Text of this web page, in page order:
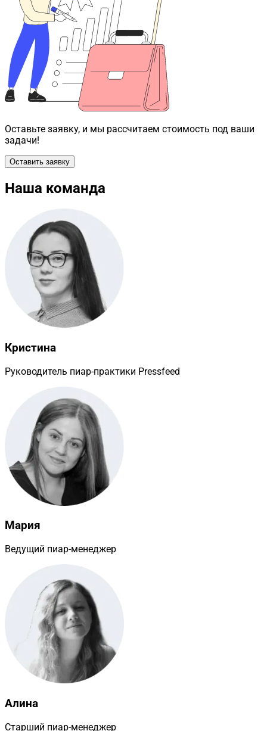
Оставьте заявку, и мы рассчитаем стоимость под ваши
задачи!
Оставить заявку
Наша команда
Кристина
Руководитель пиар-практики Pressfeed
Мария
Ведущий пиар-менеджер
Алина
Старший пиар-менеджер